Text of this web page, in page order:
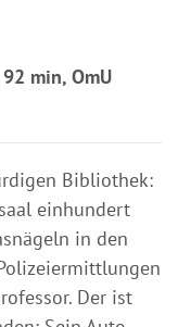
min, OmU
Bibliothek:
einhundert
in den
Der ist